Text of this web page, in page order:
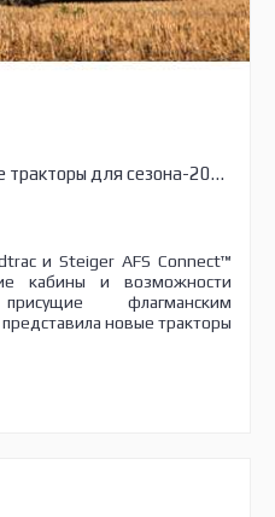
Case IH представила новые тракторы для сезона-2021
и Steiger AFS Connect™
кабины и возможности
флагманским
новые тракторы